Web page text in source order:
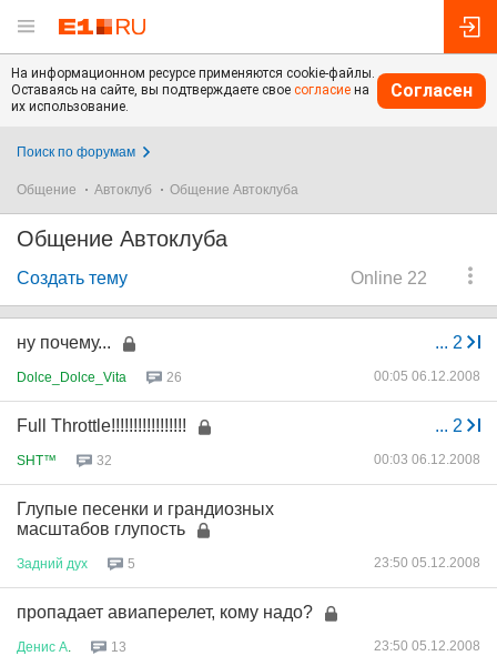
На информационном ресурсе применяются cookie-файлы.
Оставаясь на сайте, вы подтверждаете свое согласие на
их использование.
Согласен
Поиск по форумам
Общение Автоклуб Общение Автоклуба
Общение Автоклуба
Online 22
Создать тему
... 2
ну почему...
Dolce_Dolce_Vita 26 00:05 06.12.2008
... 2
Full Throttle!!!!!!!!!!!!!!!!!
SHT™ 32 00:03 06.12.2008
Глупые песенки и грандиозных
масштабов глупость
Задний дух 5 23:50 05.12.2008
пропадает авиаперелет, кому надо?
Денис А 13 23:50 05.12.2008